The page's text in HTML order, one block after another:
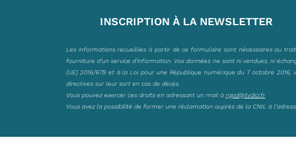
INSCRIPTION À LA NEWSLETTER
Les informations recueillies à partir de ce formulaire sont nécessaires au
fourniture d’un service d’information. Vos données ne sont ni vendues, ni
(UE) 2016/679 et à la Loi pour une République numérique du 7 octobre
directives sur leur sort en cas de décès.
Vous pouvez exercer ces droits en adressant un mail à rgpd@tvdici.fr
Vous avez la possibilité de former une réclamation auprès de la CNIL à